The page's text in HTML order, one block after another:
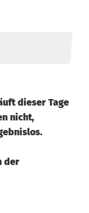
dieser Tage
nicht,
der